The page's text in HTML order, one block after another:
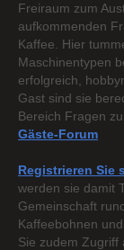
Freiraum zum
aufkommenden
Kaffee. Hier
Maschinentypen
erfolgreich,
Gast sind sie
Bereich Fragen
Gäste-Forum
Registrieren Sie
werden sie damit
Gemeinschaft
Kaffeebohnen
Sie zudem Zugriff